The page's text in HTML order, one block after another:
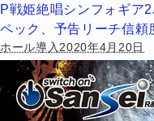
P戦姫絶唱シンフォギア
ペック、予告リーチ信頼
ホール導入2020年4月20日